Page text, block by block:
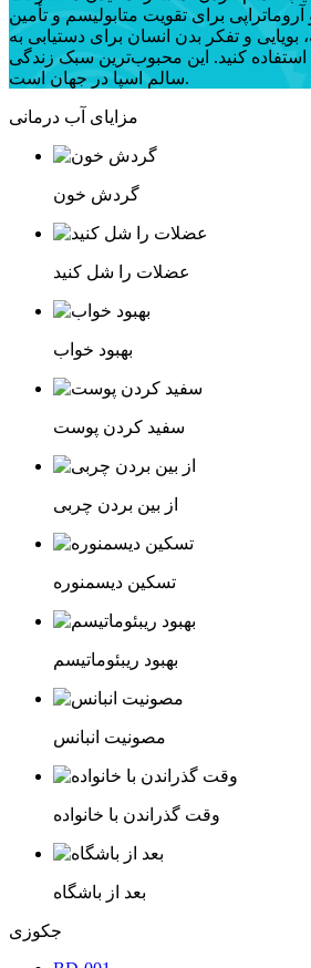
برای تقویت متابولیسم و ​​​​تأمین
بویایی و تفکر بدن انسان برای دستیابی به
استفاده کنید. این محبوب‌ترین سبک زندگی
سالم اسپا در جهان است.
مزایای آب درمانی
گردش خون
عضلات را شل کنید
بهبود خواب
سفید کردن پوست
از بین بردن چربی
تسکین دیسمنوره
بهبود ریبئوماتیسم
مصونیت انبانس
وقت گذراندن با خانواده
بعد از باشگاه
جکوزی